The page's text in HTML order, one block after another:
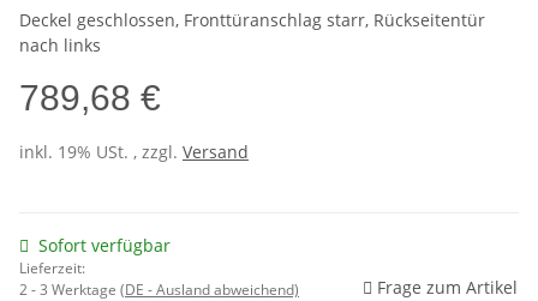
Deckel geschlossen, Fronttüranschlag starr, Rückseitentür
nach links
789,68 €
inkl. 19% USt. , zzgl. Versand
Sofort verfügbar
Lieferzeit:
2 - 3 Werktage (DE - Ausland abweichend) Frage zum Artikel